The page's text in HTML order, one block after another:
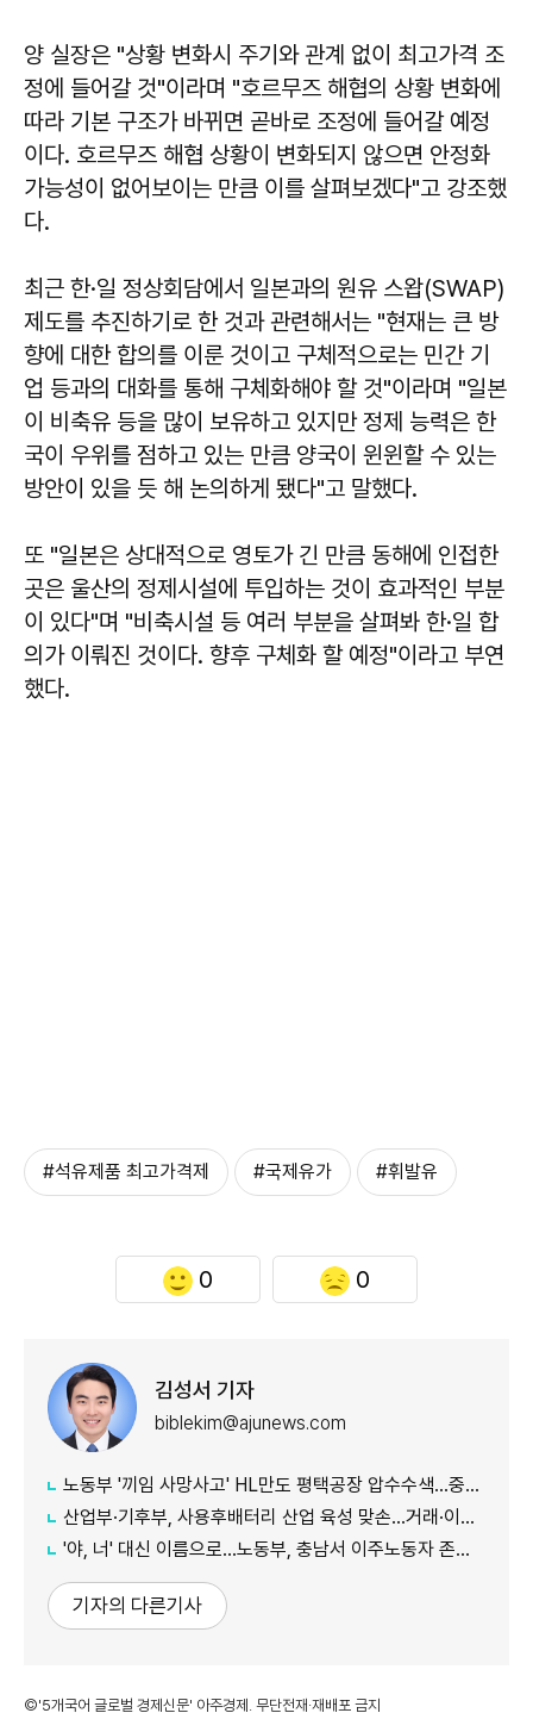
양 실장은 "상황 변화시 주기와 관계 없이 최고가격 조
정에 들어갈 것"이라며 "호르무즈 해협의 상황 변화에
따라 기본 구조가 바뀌면 곧바로 조정에 들어갈 예정
이다. 호르무즈 해협 상황이 변화되지 않으면 안정화
가능성이 없어보이는 만큼 이를 살펴보겠다"고 강조했
다.
최근 한·일 정상회담에서 일본과의 원유 스왑(SWAP)
제도를 추진하기로 한 것과 관련해서는 "현재는 큰 방
향에 대한 합의를 이룬 것이고 구체적으로는 민간 기
업 등과의 대화를 통해 구체화해야 할 것"이라며 "일본
이 비축유 등을 많이 보유하고 있지만 정제 능력은 한
국이 우위를 점하고 있는 만큼 양국이 윈윈할 수 있는
방안이 있을 듯 해 논의하게 됐다"고 말했다.
또 "일본은 상대적으로 영토가 긴 만큼 동해에 인접한
곳은 울산의 정제시설에 투입하는 것이 효과적인 부분
이 있다"며 "비축시설 등 여러 부분을 살펴봐 한·일 합
의가 이뤄진 것이다. 향후 구체화 할 예정"이라고 부연
했다.
#석유제품 최고가격제 #국제유가 #휘발유
0 0
김성서 기자
biblekim@ajunews.com
노동부 '끼임 사망사고' HL만도 평택공장 압수수색…중처법 위반 등 수사
산업부·기후부, 사용후배터리 산업 육성 맞손…거래·이력 플랫폼 조성
'야, 너' 대신 이름으로…노동부, 충남서 이주노동자 존중 캠페인
기자의 다른기사
©'5개국어 글로벌 경제신문' 아주경제. 무단전재·재배포 금지